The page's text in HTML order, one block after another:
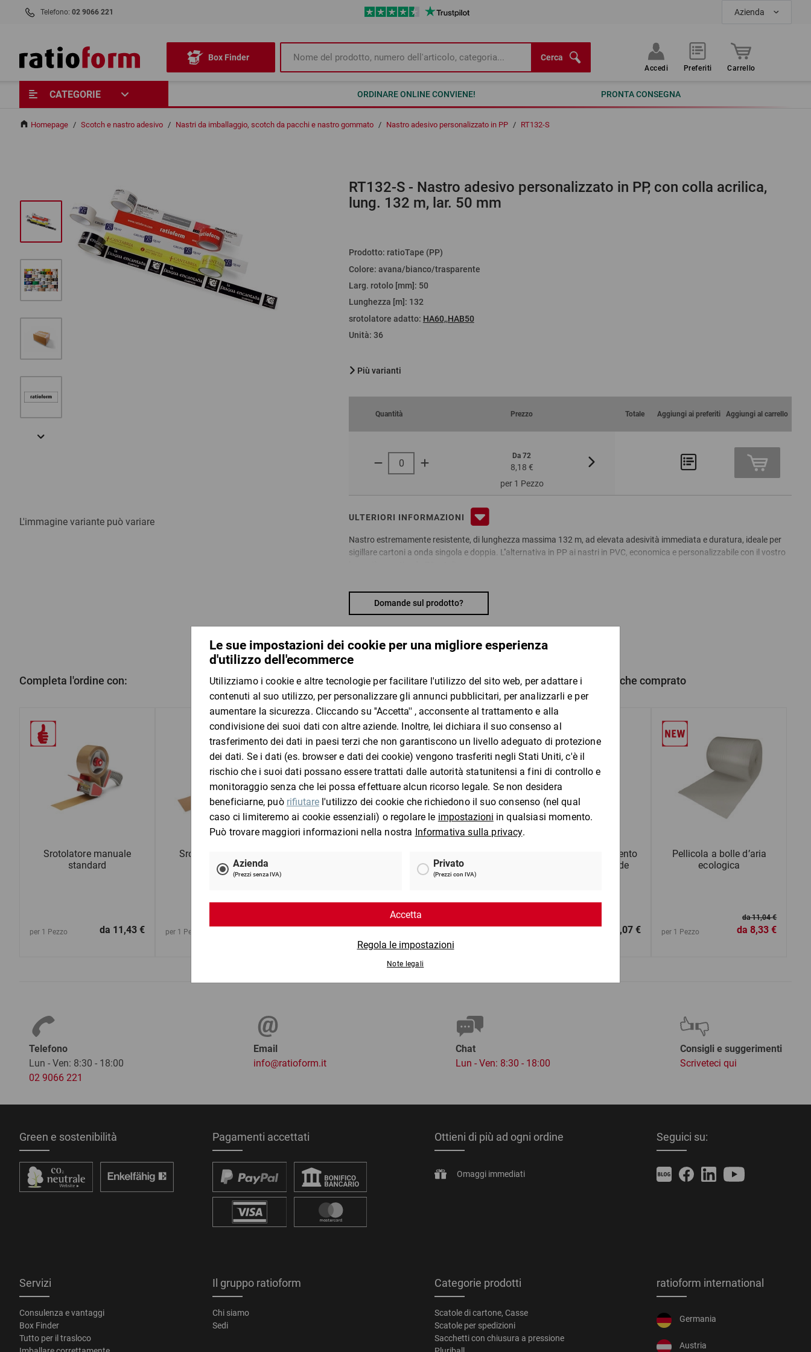
Telefono: 02 9066 221 Azienda
Box Finder Cerca
Accedi Preferiti Carrello
CATEGORIE ORDINARE ONLINE CONVIENE! PRONTA CONSEGNA
Homepage / Scotch e nastro adesivo / Nastri da imballaggio, scotch da pacchi e nastro gommato / Nastro adesivo personalizzato in PP / RT132-S
L'immagine variante può variare
RT132-S - Nastro adesivo personalizzato in PP, con colla acrilica,
lung. 132 m, lar. 50 mm
Prodotto: ratioTape (PP)
Colore: avana/bianco/trasparente
Larg. rotolo [mm] : 50
Lunghezza [m] : 132
srotolatore adatto: HA60,,HAB50
Unità: 36
Più varianti
Quantità Prezzo Totale Aggiungi ai preferiti Aggiungi al carrello
Da 72
8,18 €
per 1 Pezzo
ULTERIORI INFORMAZIONI
Nastro estremamente resistente, di lunghezza massima 132 m, ad elevata adesività immediata e duratura, ideale per
sigillare cartoni a onda singola e doppia. L''alternativa in PP ai nastri in PVC, economica e personalizzabile con il vostro
Una volta effettuato l''ordine, sarete contattati dal nostro servizio clienti per definire i dettagli di impaginazione,
produzione e consegna.
Per ulteriori informazioni e consulenze, i nostri collaboratori sono sempre a vostra disposizione al
22
Stampa in positivo monocolore o bicolore - impianto da quantificare.
GRATISsrotolatore manuale HAB50 già da 180 rotoli.
addebitata a prezzo di costo.
Tempo di consegna: a richiesta.
Altri colori, larghezze, quantità e versioni con trama rinforzata disponibili su richiesta. Chiamateci!
Materiale:
ratioTape (PP): base: pellicola in PP/collante: acrilico
Domande sul prodotto?
Completa l'ordine con:
Srotolatore manuale
standard
per 1 Pezzo da 11,43 €
Srotolatore manuale
silenzioso
per 1 Pezzo da 17,21 €
I clienti che hanno visto questo prodotto hanno anche comprato
ultra leggera
da 33,24 €
Materiale di riempimento
sfuso flo-pak® verde
da 18,07 €
Pellicola a bolle d’aria
ecologica
per 1 Pezzo
da 11,04 €
da 8,33 €
Telefono
Lun - Ven: 8:30 - 18:00
02 9066 221
Email
info@ratioform.it
Chat
Lun - Ven: 8:30 - 18:00
Consigli e suggerimenti
Scriveteci qui
Green e sostenibilità Pagamenti accettati Ottieni di più ad ogni ordine
Omaggi immediati
Seguici su:
Servizi
Consulenza e vantaggi
Box Finder
Tutto per il trasloco
Il gruppo ratioform
Chi siamo
Sedi
Categorie prodotti
Scatole di cartone, Casse
Scatole per spedizioni
Sacchetti con chiusura a pressione
ratioform international
Germania
Austria